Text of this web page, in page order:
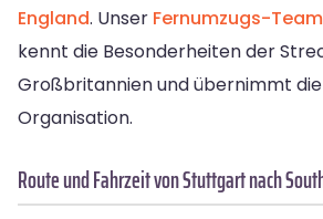
England. Unser Fernumzugs-Team
kennt die Besonderheiten der
Großbritannien und übernimmt
Organisation.
Route und Fahrzeit von Stuttgart nach